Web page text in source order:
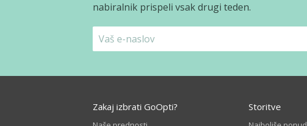
nabiralnik prispeli vsak drugi teden.
Zakaj izbrati GoOpti? Storitve